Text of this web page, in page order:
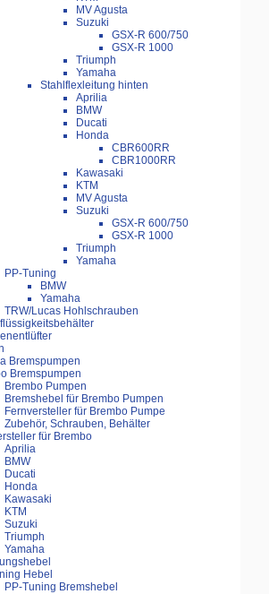
MV Agusta
Suzuki
GSX-R 600/750
GSX-R 1000
Triumph
Yamaha
Stahlflexleitung hinten
Aprilia
BMW
Ducati
Honda
CBR600RR
CBR1000RR
Kawasaki
KTM
MV Agusta
Suzuki
GSX-R 600/750
GSX-R 1000
Triumph
Yamaha
PP-Tuning
BMW
Yamaha
TRW/Lucas Hohlschrauben
Bremspumpen
Bremspumpen
Brembo Pumpen
Bremshebel für Brembo Pumpen
Fernversteller für Brembo Pumpe
Zubehör, Schrauben, Behälter
für Brembo
Aprilia
BMW
Ducati
Honda
Kawasaki
KTM
Suzuki
Triumph
Yamaha
Hebel
PP-Tuning Bremshebel